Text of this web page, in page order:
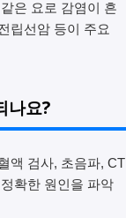
은 요로 감염이 흔
립선암 등이 주요
나요?
액 검사, 초음파, CT
확한 원인을 파악